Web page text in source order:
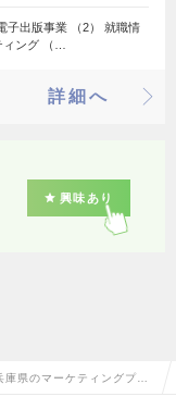
子出版事業 （2） 就職情
ング （…
詳細へ
興味あり
庫県のマーケティングプラ